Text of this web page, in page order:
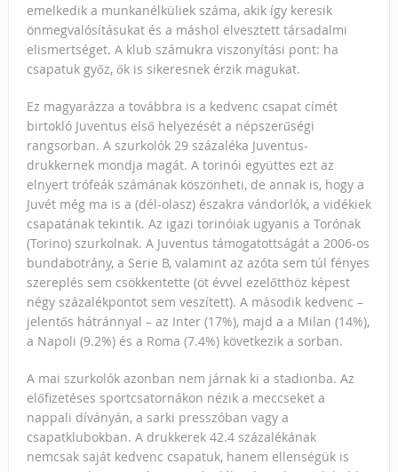
emelkedik a munkanélküliek száma, akik így keresik
önmegvalósításukat és a máshol elvesztett társadalmi
elismertséget. A klub számukra viszonyítási pont: ha
csapatuk győz, ők is sikeresnek érzik magukat.
Ez magyarázza a továbbra is a kedvenc csapat címét
birtokló Juventus első helyezését a népszerűségi
rangsorban. A szurkolók 29 százaléka Juventus-
drukkernek mondja magát. A torinói együttes ezt az
elnyert trófeák számának köszönheti, de annak is, hogy a
Juvét még ma is a (dél-olasz) északra vándorlók, a vidékiek
csapatának tekintik. Az igazi torinóiak ugyanis a Torónak
(Torino) szurkolnak. A Juventus támogatottságát a 2006-os
bundabotrány, a Serie B, valamint az azóta sem túl fényes
szereplés sem csökkentette (öt évvel ezelőtthöz képest
négy százalékpontot sem veszített). A második kedvenc –
jelentős hátránnyal – az Inter (17%), majd a a Milan (14%),
a Napoli (9.2%) és a Roma (7.4%) következik a sorban.
A mai szurkolók azonban nem járnak ki a stadionba. Az
előfizetéses sportcsatornákon nézik a meccseket a
nappali díványán, a sarki presszóban vagy a
csapatklubokban. A drukkerek 42.4 százalékának
nemcsak saját kedvenc csapatuk, hanem ellenségük is